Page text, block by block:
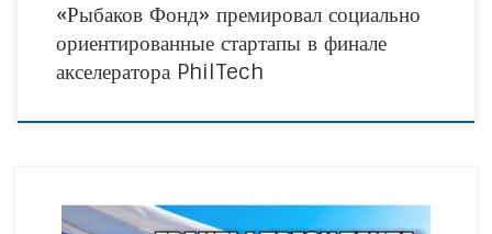
«Рыбаков Фонд» премировал социально
ориентированные стартапы в финале
акселератора PhilTech